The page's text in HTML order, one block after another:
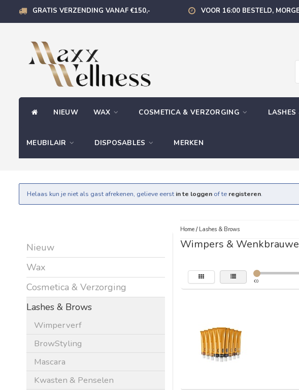
GRATIS VERZENDING VANAF €150,- VOOR 16:00 BESTELD,
NIEUW WAX COSMETICA & VERZORGING
MEUBILAIR DISPOSABLES MERKEN
Helaas kun je niet als gast afrekenen, gelieve eerst in te loggen of te registeren.
Nieuw
Wax
Cosmetica & Verzorging
Lashes & Brows
Wimperverf
BrowStyling
Mascara
Kwasten & Penselen
Home/ Lashes & Brows
Wimpers &
€0